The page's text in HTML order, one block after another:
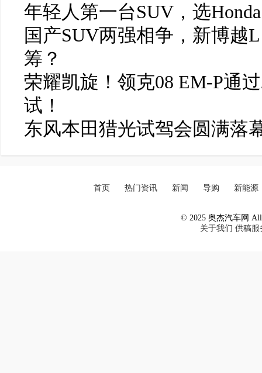
年轻人第一台SUV，选
国产SUV两强相争，新博越
筹？
荣耀凯旋！领克08 EM-P通
试！
东风本田猎光试驾会圆满落
首页 热门资讯 新闻 导购 新能源
© 2025 奥杰汽车网 All
关于我们 供稿服